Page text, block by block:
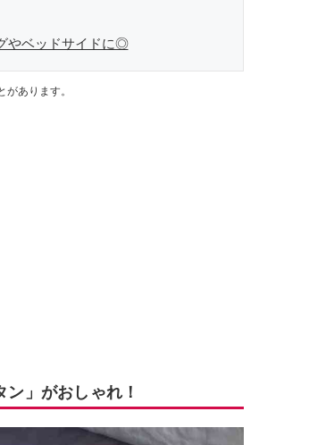
やベッドサイドに◎
あります。
」がおしゃれ！